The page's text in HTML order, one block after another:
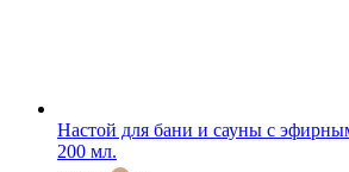
Настой для бани и сауны с
200 мл.